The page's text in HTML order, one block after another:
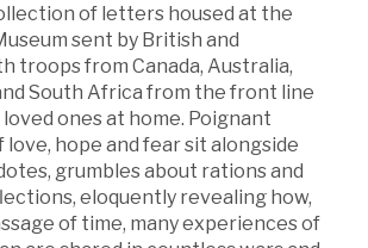
of letters housed at the
sent by British and
troops from Canada, Australia,
South Africa from the front line
ones at home. Poignant
hope and fear sit alongside
grumbles about rations and
eloquently revealing how,
of time, many experiences of